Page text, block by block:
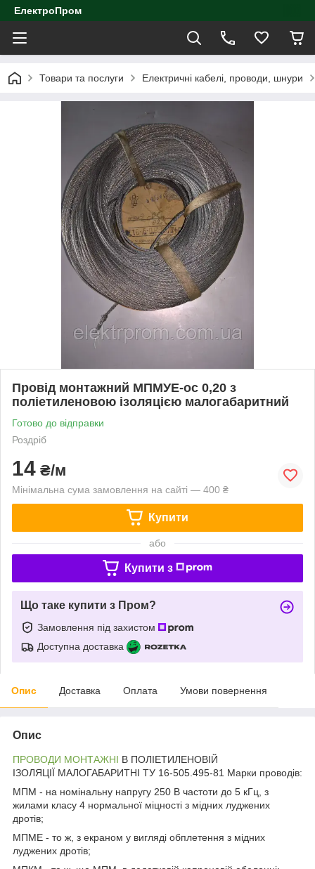
ЕлектроПром
Товари та послуги Електричні кабелі, проводи, шнури
Провід монтажний МПМУЕ-ос 0,20 з
поліетиленовою ізоляцією малогабаритний
Готово до відправки
Роздріб
14 ₴/м
Мінімальна сума замовлення на сайті — 400 ₴
Купити
або
Купити з
Що таке купити з Пром?
Замовлення під захистом
Доступна доставка
Опис Доставка Оплата Умови повернення
Опис
ПРОВОДИ МОНТАЖНІ В ПОЛІЕТИЛЕНОВІЙ
ІЗОЛЯЦІЇ МАЛОГАБАРИТНІ ТУ 16-505.495-81 Марки проводів:
МПМ - на номінальну напругу 250 В частоти до 5 кГц, з
жилами класу 4 нормальної міцності з мідних луджених
дротів;
МПМЕ - то ж, з екраном у вигляді обплетення з мідних
луджених дротів;